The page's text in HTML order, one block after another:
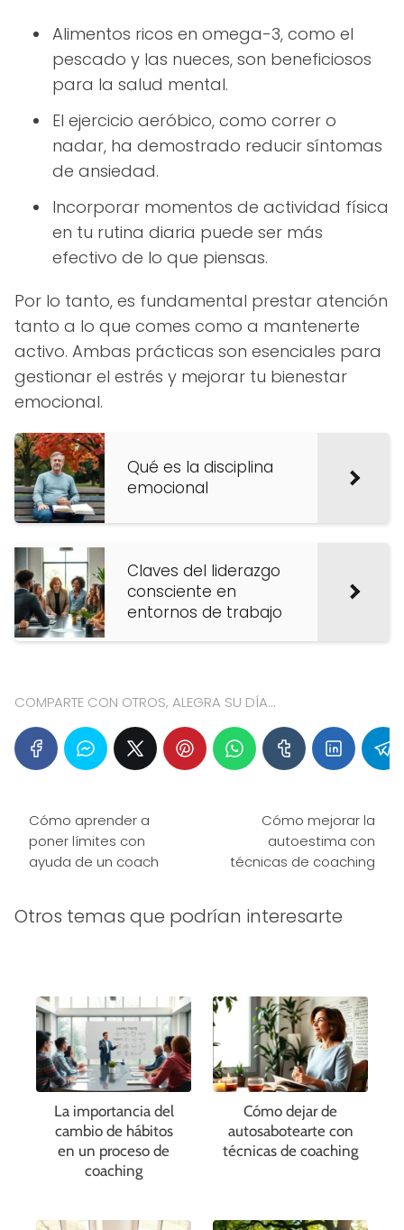
Alimentos ricos en omega-3, como el
pescado y las nueces, son beneficiosos
para la salud mental.
El ejercicio aeróbico, como correr o
nadar, ha demostrado reducir síntomas
de ansiedad.
Incorporar momentos de actividad física
en tu rutina diaria puede ser más
efectivo de lo que piensas.
Por lo tanto, es fundamental prestar atención
tanto a lo que comes como a mantenerte
activo. Ambas prácticas son esenciales para
gestionar el estrés y mejorar tu bienestar
emocional.
Qué es la disciplina
emocional
Claves del liderazgo
consciente en
entornos de trabajo
COMPARTE CON OTROS, ALEGRA SU DÍA...
Cómo aprender a
poner límites con
ayuda de un coach
Cómo mejorar la
autoestima con
técnicas de coaching
Otros temas que podrían interesarte
La importancia del
cambio de hábitos
en un proceso de
coaching
Cómo dejar de
autosabotearte con
técnicas de coaching